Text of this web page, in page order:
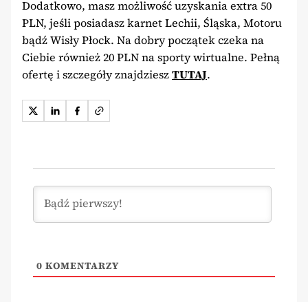
Dodatkowo, masz możliwość uzyskania extra 50
PLN, jeśli posiadasz karnet Lechii, Śląska, Motoru
bądź Wisły Płock. Na dobry początek czeka na
Ciebie również 20 PLN na sporty wirtualne. Pełną
ofertę i szczegóły znajdzieszTUTAJ.
0 KOMENTARZY